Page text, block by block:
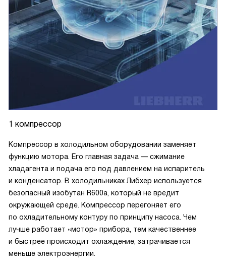
1 компрессор
Компрессор в холодильном оборудовании заменяет
функцию мотора. Его главная задача — сжимание
хладагента и подача его под давлением на испаритель
и конденсатор. В холодильниках Либхер используется
безопасный изобутан R600a, который не вредит
окружающей среде. Компрессор перегоняет его
по охладительному контуру по принципу насоса. Чем
лучше работает «мотор» прибора, тем качественнее
и быстрее происходит охлаждение, затрачивается
меньше электроэнергии.